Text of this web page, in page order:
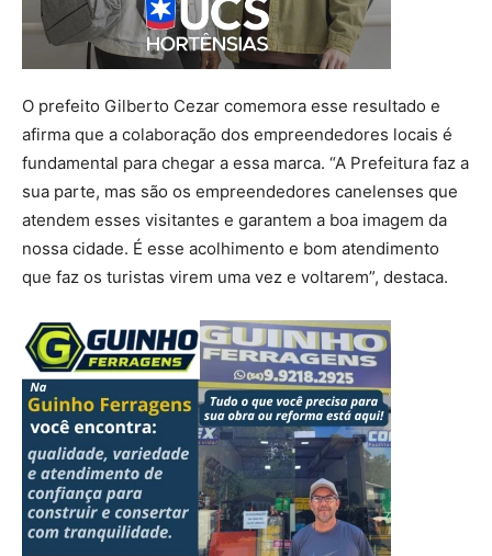
O prefeito Gilberto Cezar comemora esse resultado e
afirma que a colaboração dos empreendedores locais é
fundamental para chegar a essa marca. “A Prefeitura faz a
sua parte, mas são os empreendedores canelenses que
atendem esses visitantes e garantem a boa imagem da
nossa cidade. É esse acolhimento e bom atendimento
que faz os turistas virem uma vez e voltarem”, destaca.